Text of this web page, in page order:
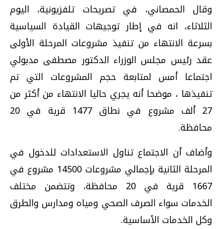
وقال الحمصاني، في تصريحات تلفزيونية، اليوم
الثلاثاء، انه في إطار توجيهات القيادة السياسية
بسرعة الانتهاء من تنفيذ مشروعات المرحلة الأولى
عقد رئيس مجلس الوزراء الدكتور مصطفى مدبولي
اجتماعا أمس لمتابعة حجم المشروعات التي تم
تنفيذها ، موضحا أنه يجري حاليا الانتهاء من أكثر من
27 ألف مشروع في نطاق 1477 قرية في 20
محافظة.
وأضاف أن الاجتماع تناول الاستعدادات للدخول في
المرحلة الثانية بإجمالي مشروعات 14500 مشروع في
1667 قرية في 20 محافظة، وتتضمن مختلف
الخدمات سواء الصرف الصحي ومياه ومدارس والطرق
وكل الخدمات الأساسية.